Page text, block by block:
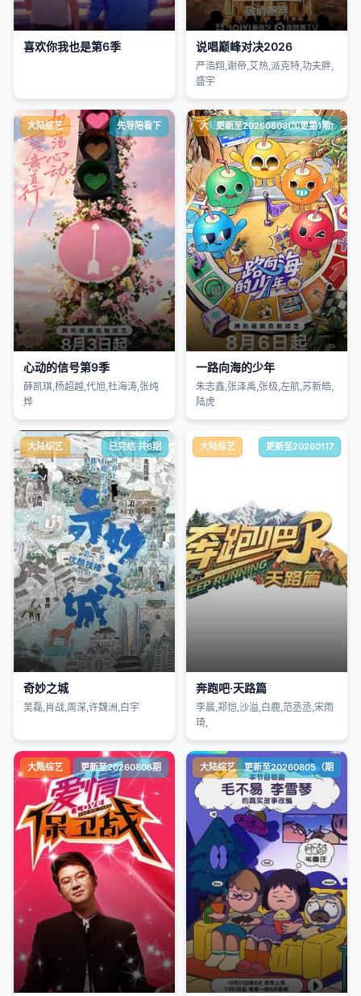
喜欢你我也是第6季 说唱巅峰对决2026
严浩翔,谢帝,艾热,派克特,功夫胖,
盛宇
大陆综艺 先导陪看下
心动的信号第9季
薛凯琪,杨超越,代旭,杜海涛,张纯
烨
大陆综艺更新至20260808(加更第1期)
一路向海的少年
朱志鑫,张泽禹,张极,左航,苏新皓,
陆虎
大陆综艺 已完结 共6期
奇妙之城
吴磊,肖战,周深,许魏洲,白宇
大陆综艺 更新至20260117
奔跑吧·天路篇
李晨,郑恺,沙溢,白鹿,范丞丞,宋雨
琦,
大陆综艺 更新至20260806期 大陆综艺 更新至20260805（期